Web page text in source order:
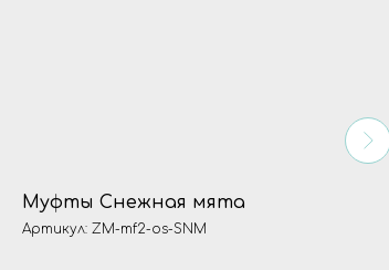
Муфты Снежная мята
Артикул: ZM-mf2-os-SNM